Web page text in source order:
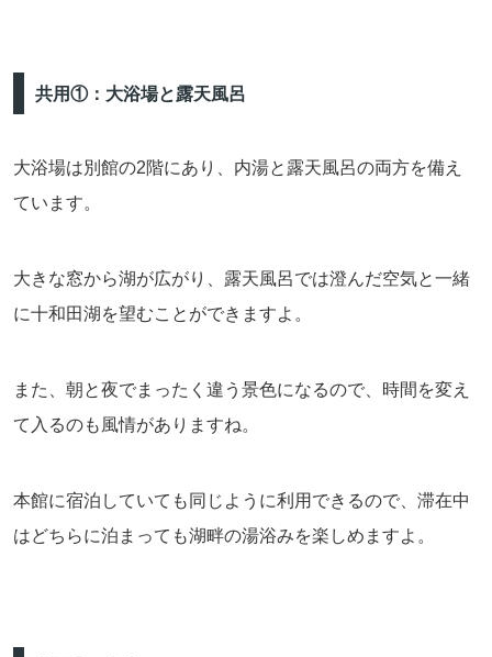
共用①：大浴場と露天風呂
大浴場は別館の2階にあり、内湯と露天風呂の両方を備え
ています。
大きな窓から湖が広がり、露天風呂では澄んだ空気と一緒
に十和田湖を望むことができますよ。
また、朝と夜でまったく違う景色になるので、時間を変え
て入るのも風情がありますね。
本館に宿泊していても同じように利用できるので、滞在中
はどちらに泊まっても湖畔の湯浴みを楽しめますよ。